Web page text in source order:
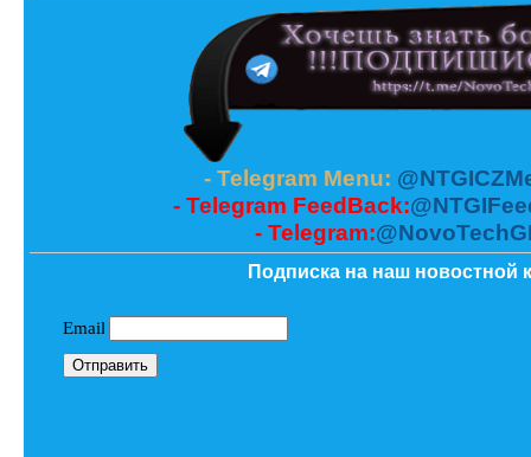
- Telegram Menu:
- Telegram FeedBack:
- Telegram:
Подписка на наш новостной